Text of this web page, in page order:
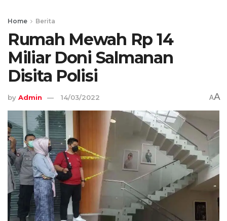
Home Berita
Rumah Mewah Rp 14
Miliar Doni Salmanan
Disita Polisi
by Admin 14/03/2022 AA